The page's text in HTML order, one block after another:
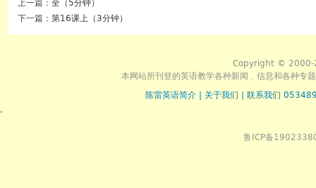
上一篇： 全（5分钟）
下一篇： 第16课上（3分钟）
Copyright © 2000-
本网站所刊登的英语教学各种新闻﹑信息和各种专
陈雷英语简介
关于我们
联系我们
.
鲁ICP备